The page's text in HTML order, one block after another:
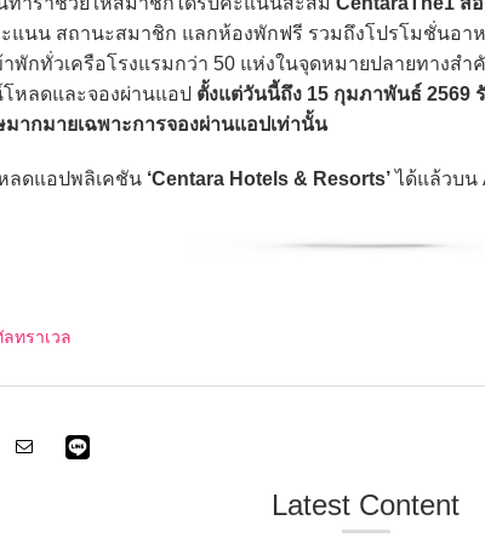
แนน สถานะสมาชิก แลกห้องพักฟรี รวมถึงโปรโมชั่นอาห
พักทั่วเครือโรงแรมกว่า 50 แห่งในจุดหมายปลายทางสำ
หลดและจองผ่านแอป ตั้งแต่วันนี้ถึง 15 กุมภาพันธ์ 2569
มากมายเฉพาะการจองผ่านแอปเท่านั้น
แอปพลิเคชัน ‘Centara Hotels & Resorts’ได้แล้วบน
ทราเวล
Latest Content